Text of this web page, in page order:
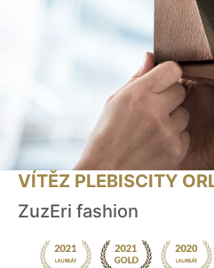
VÍTĚZ PLEBISCITY
ZuzEri fashion